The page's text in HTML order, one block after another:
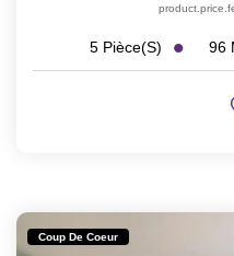
5 Pièce(s) 96
Coup De Coeur